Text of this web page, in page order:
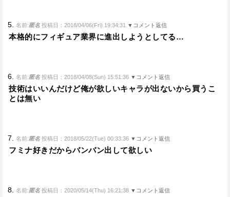
5. 名前:匿名 投稿日：2018/04/06(Fri) 19:34:31 ▼コメント返信
本格的にフィギュア業界に進出しようとしてる…
6. 名前:匿名 投稿日：2018/04/08(Sun) 15:51:36 ▼コメント返信
技術はいいんだけど俺が欲しいキャラが出ないから買うこ
とは無い
7. 名前:匿名 投稿日：2018/05/22(Tue) 00:33:36 ▼コメント返信
フミナ好きだからバンバン出して欲しい
8. 名前:匿名 投稿日：2020/05/14(Thu) 16:21:38 ▼コメント返信